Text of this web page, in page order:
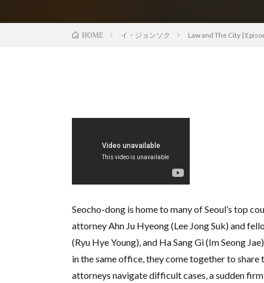
HOME イ・ジョンソク Law and The City |
Seocho-dong is home to many of Seoul’s top
attorney Ahn Ju Hyeong (Lee Jong Suk) and
(Ryu Hye Young), and Ha Sang Gi (Im Seong
in the same office, they come together to
attorneys navigate difficult cases, a sudden